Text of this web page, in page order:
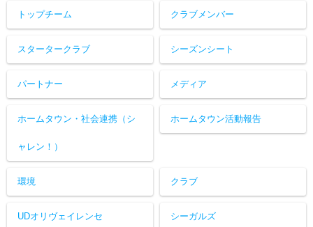
トップチーム クラブメンバー
スタータークラブ シーズンシート
パートナー メディア
ホームタウン・社会連携（シ
ャレン！）
ホームタウン活動報告
環境 クラブ
UDオリヴェイレンセ シーガルズ